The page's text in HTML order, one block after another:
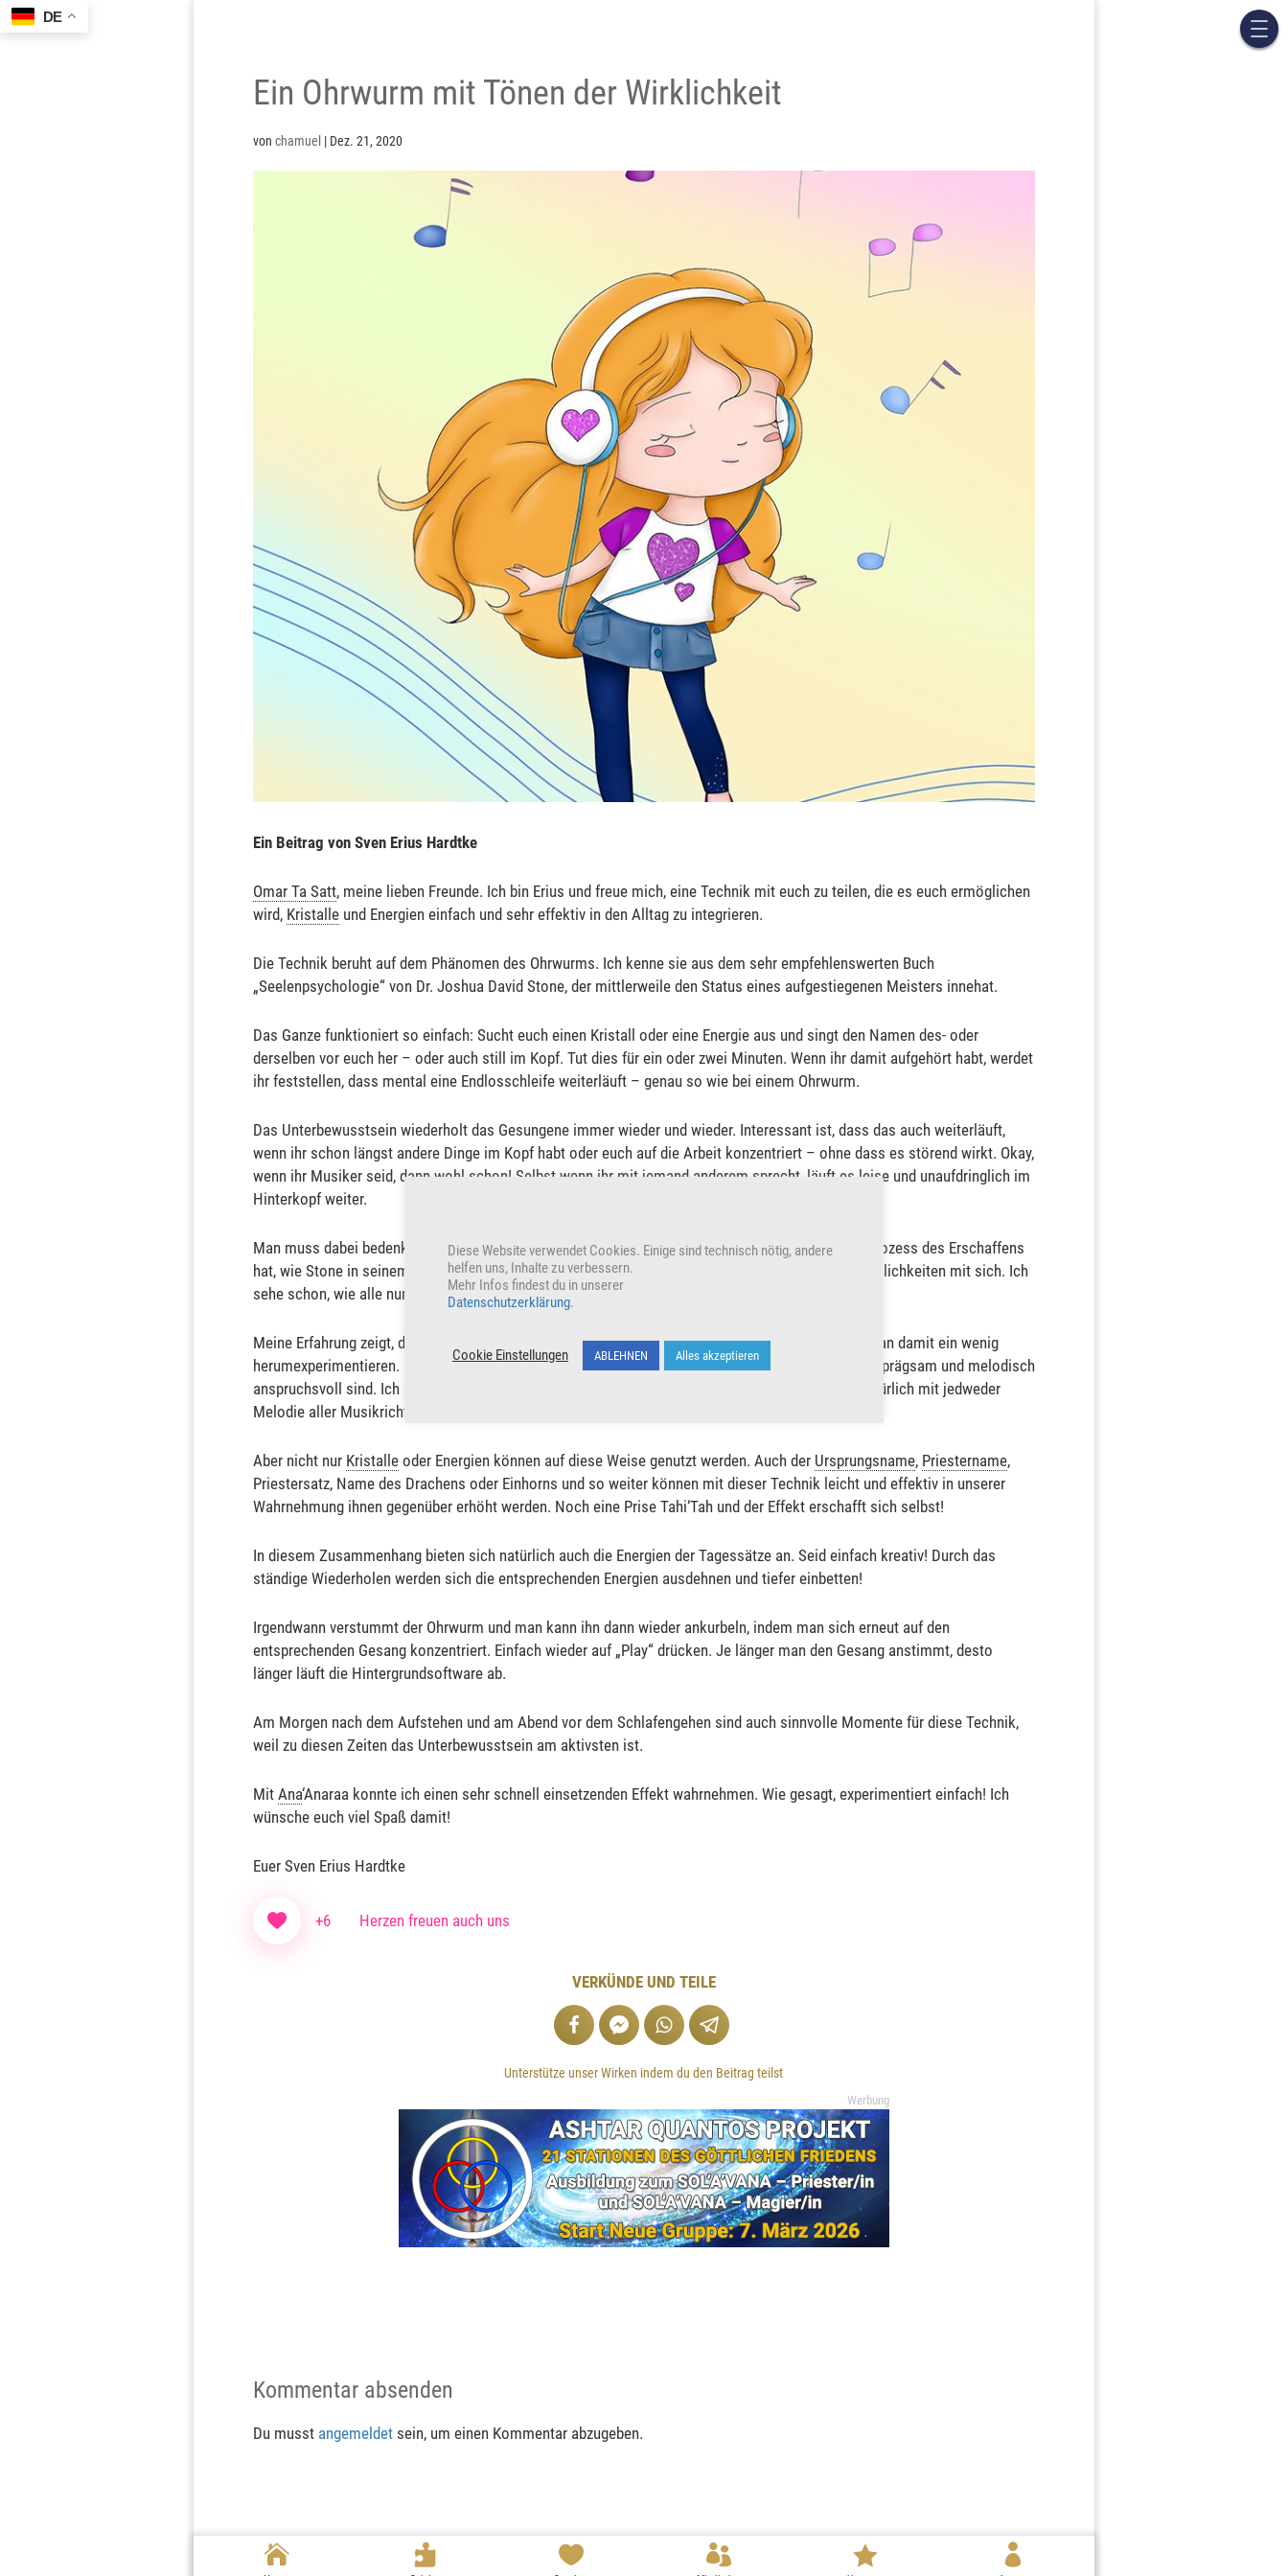
Ein Ohrwurm mit Tönen der Wirklichkeit
von chamuel | Dez. 21, 2020
Ein Beitrag von Sven Erius Hardtke
Omar Ta Satt, meine lieben Freunde. Ich bin Erius und freue mich, eine Technik mit euch zu teilen, die es euch ermöglichen
wird, Kristalleund Energien einfach und sehr effektiv in den Alltag zu integrieren.
Die Technik beruht auf dem Phänomen des Ohrwurms. Ich kenne sie aus dem sehr empfehlenswerten Buch
„Seelenpsychologie“ von Dr. Joshua David Stone, der mittlerweile den Status eines aufgestiegenen Meisters innehat.
Das Ganze funktioniert so einfach: Sucht euch einen Kristall oder eine Energie aus und singt den Namen des- oder
derselben vor euch her – oder auch still im Kopf. Tut dies für ein oder zwei Minuten. Wenn ihr damit aufgehört habt, werdet
ihr feststellen, dass mental eine Endlosschleife weiterläuft – genau so wie bei einem Ohrwurm.
Das Unterbewusstsein wiederholt das Gesungene immer wieder und wieder. Interessant ist, dass das auch weiterläuft,
wenn ihr schon längst andere Dinge im Kopf habt oder euch auf die Arbeit konzentriert – ohne dass es störend wirkt. Okay,
wenn ihr Musiker seid, dann wohl schon! Selbst wenn ihr mit jemand anderem sprecht, läuft es leise und unaufdringlich im
Hinterkopf weiter.
Man muss dabei bedenken, dass das Unterbewusstsein einen großen und wichtigen Anteil beim Prozess des Erschaffens
hat, wie Stone in seinem Buch erklärt. Das bringt natürlich einen vielfältigen Bereich an Einsatzmöglichkeiten mit sich. Ich
sehe schon, wie alle nur noch
Runa vor sich hersingen!
Meine Erfahrung zeigt, dass nicht jede Melodie mit jedem Namen kompatibel ist. Deshalb muss man damit ein wenig
herumexperimentieren. Klassische Lieder eignen sich hervorragend als Grundlage, weil sie sehr einprägsam und melodisch
anspruchsvoll sind. Ich benutze zum Beispiel „Für Elise“ sehr gern und oft. Aber es funktioniert natürlich mit jedweder
Melodie aller Musikrichtungen.
Aber nicht nur Kristalleoder Energien können auf diese Weise genutzt werden. Auch der Ursprungsname, Priestername,
Priestersatz, Name des Drachens oder Einhorns und so weiter können mit dieser Technik leicht und effektiv in unserer
Wahrnehmung ihnen gegenüber erhöht werden. Noch eine Prise Tahi‘Tah und der Effekt erschafft sich selbst!
In diesem Zusammenhang bieten sich natürlich auch die Energien der Tagessätze an. Seid einfach kreativ! Durch das
ständige Wiederholen werden sich die entsprechenden Energien ausdehnen und tiefer einbetten!
Irgendwann verstummt der Ohrwurm und man kann ihn dann wieder ankurbeln, indem man sich erneut auf den
entsprechenden Gesang konzentriert. Einfach wieder auf „Play“ drücken. Je länger man den Gesang anstimmt, desto
länger läuft die Hintergrundsoftware ab.
Am Morgen nach dem Aufstehen und am Abend vor dem Schlafengehen sind auch sinnvolle Momente für diese Technik,
weil zu diesen Zeiten das Unterbewusstsein am aktivsten ist.
Mit Ana‘Anaraa konnte ich einen sehr schnell einsetzenden Effekt wahrnehmen. Wie gesagt, experimentiert einfach! Ich
wünsche euch viel Spaß damit!
Euer Sven Erius Hardtke
+6 Herzen freuen auch uns
VERKÜNDE UND TEILE
Unterstütze unser Wirken indem du den Beitrag teilst
Werbung
Kommentar absenden
Du musst angemeldetsein, um einen Kommentar abzugeben.
Diese Website verwendet Cookies. Einige sind technisch nötig, andere
helfen uns, Inhalte zu verbessern.
Mehr Infos findest du in unserer
Datenschutzerklärung.
Cookie Einstellungen ABLEHNEN Alles akzeptieren
DE